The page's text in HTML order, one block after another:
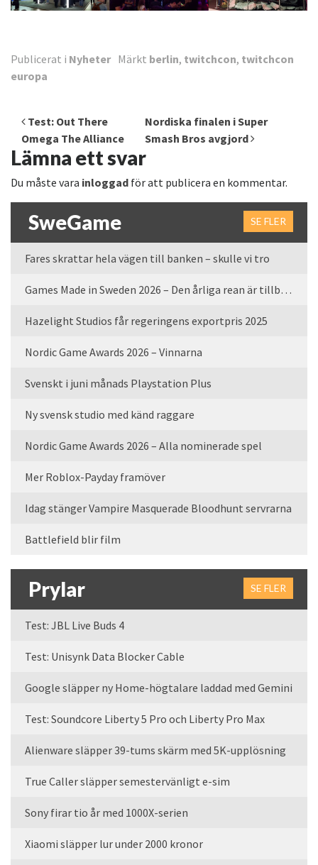
Publicerat i Nyheter Märkt berlin, twitchcon, twitchcon
europa
Inläggsnavigering
Test: Out There
Omega The Alliance
Nordiska finalen i Super
Smash Bros avgjord
Lämna ett svar
Du måste vara inloggad för att publicera en kommentar.
SweGame SE FLER
Fares skrattar hela vägen till banken – skulle vi tro
Games Made in Sweden 2026 – Den årliga rean är tillbaka
Hazelight Studios får regeringens exportpris 2025
Nordic Game Awards 2026 – Vinnarna
Svenskt i juni månads Playstation Plus
Ny svensk studio med känd raggare
Nordic Game Awards 2026 – Alla nominerade spel
Mer Roblox-Payday framöver
Idag stänger Vampire Masquerade Bloodhunt servrarna
Battlefield blir film
Prylar SE FLER
Test: JBL Live Buds 4
Test: Unisynk Data Blocker Cable
Google släpper ny Home-högtalare laddad med Gemini
Test: Soundcore Liberty 5 Pro och Liberty Pro Max
Alienware släpper 39-tums skärm med 5K-upplösning
True Caller släpper semestervänligt e-sim
Sony firar tio år med 1000X-serien
Xiaomi släpper lur under 2000 kronor